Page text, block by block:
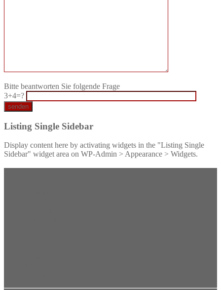
Bitte beantworten Sie folgende Frage
3+4=?
Listing Single Sidebar
Display content here by activating widgets in the "Listing Single
Sidebar" widget area on WP-Admin > Appearance > Widgets.